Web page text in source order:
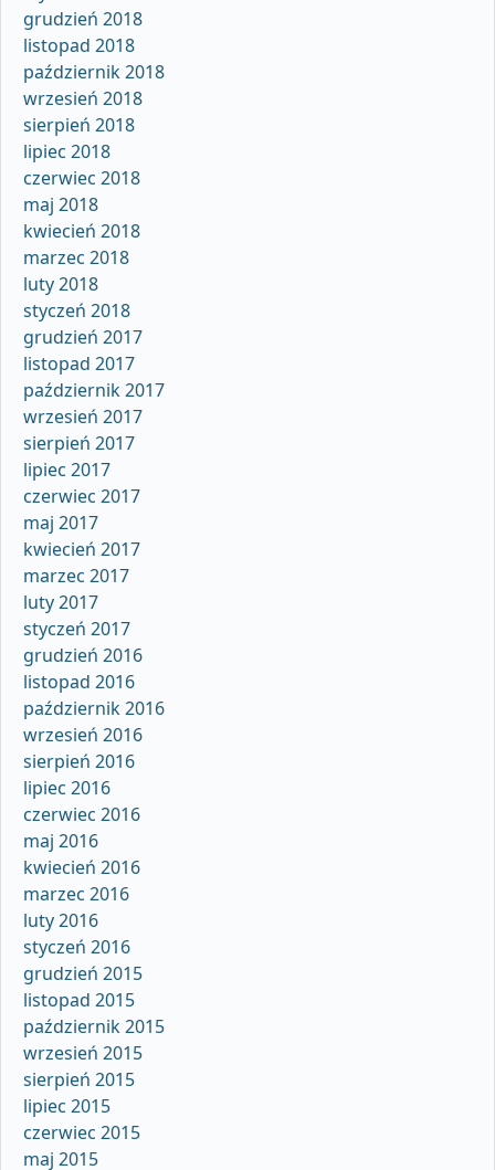
grudzień 2018
listopad 2018
październik 2018
wrzesień 2018
sierpień 2018
lipiec 2018
czerwiec 2018
maj 2018
kwiecień 2018
marzec 2018
luty 2018
styczeń 2018
grudzień 2017
listopad 2017
październik 2017
wrzesień 2017
sierpień 2017
lipiec 2017
czerwiec 2017
maj 2017
kwiecień 2017
marzec 2017
luty 2017
styczeń 2017
grudzień 2016
listopad 2016
październik 2016
wrzesień 2016
sierpień 2016
lipiec 2016
czerwiec 2016
maj 2016
kwiecień 2016
marzec 2016
luty 2016
styczeń 2016
grudzień 2015
listopad 2015
październik 2015
wrzesień 2015
sierpień 2015
lipiec 2015
czerwiec 2015
maj 2015